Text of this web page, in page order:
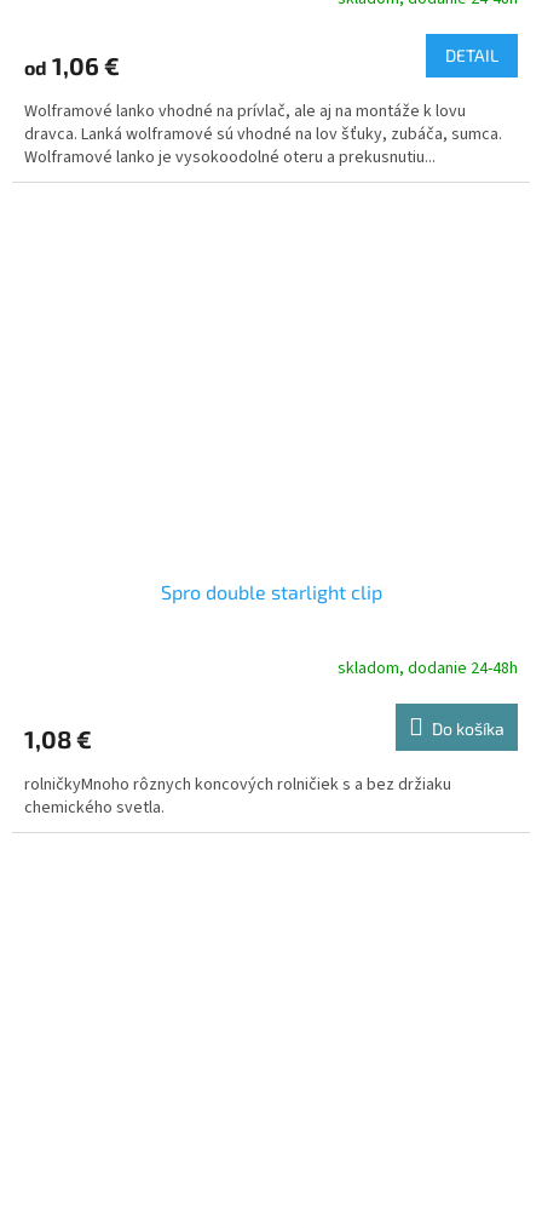
od 1,06 € DETAIL
Wolframové lanko vhodné na prívlač, ale aj na montáže k lovu
dravca. Lanká wolframové sú vhodné na lov šťuky, zubáča, sumca.
Wolframové lanko je vysokoodolné oteru a prekusnutiu...
Spro double starlight clip
skladom, dodanie 24-48h
1,08 € Do košíka
rolničkyMnoho rôznych koncových rolničiek s a bez držiaku
chemického svetla.